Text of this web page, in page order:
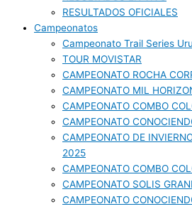
RESULTADOS OFICIALES
Campeonatos
Campeonato Trail Series
TOUR MOVISTAR
CAMPEONATO ROCHA
CAMPEONATO MIL
CAMPEONATO COMBO
CAMPEONATO
CAMPEONATO DE
2025
CAMPEONATO COMBO
CAMPEONATO SOLIS
CAMPEONATO